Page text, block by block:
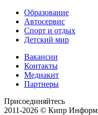
Образование
Автосервис
Спорт и отдых
Детский мир
Вакансии
Контакты
Медиакит
Партнеры
Присоединяйтесь
2011-2026 © Кипр Информ